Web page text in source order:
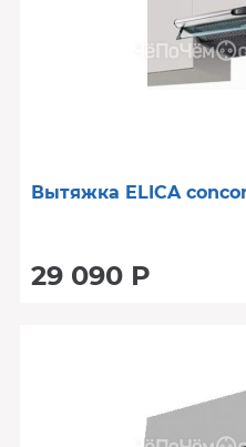
Вытяжка ELICA
29 090 Р